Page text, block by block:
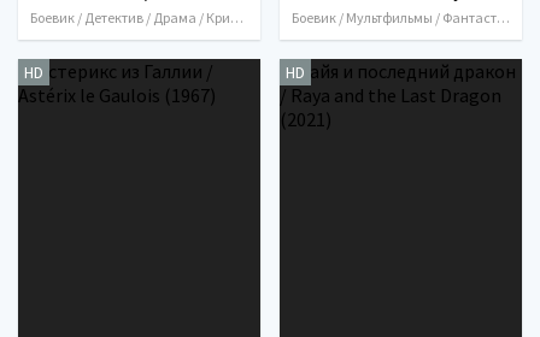
Боевик / Детектив / Драма / Криминал / Мультфильмы / Приключения / Фэнтези / 2014 / США Боевик / Мультфильмы / Фантастика / 2015 / Китай
HD HD